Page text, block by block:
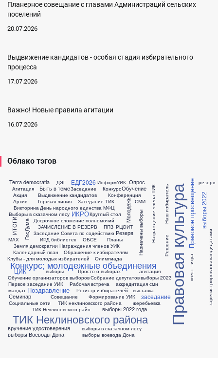
Планерное совещание с главами Администраций сельских
поселений
20.07.2026
Выдвижение кандидатов - особая стадия избирательного
процесса
17.07.2026
Важно! Новые правила агитации
16.07.2026
Облако тэгов
Terra democratia
Агитация
Акция
Архив
Быть в теме
Викторина
Выборы в сказачном лесу
Выдвижение кандидатов
Горячая линия
ГосДума
ДЭГ
День народного единства
Досрочное сложение полномочий
ЕДГ2026
ЗАЧИСЛЕНИЕ В РЕЗЕРВ
Заседание
Заседание Совета по содействию
Заседание ТИК
Земля демократии
ИКРО
ИРД библиотек
ИТОГИ
ИнформУИК
Календарный план
Клубы - для молодых избирателей
Конкурс
Конкурс; молодежные объединения
Конференция
Круглый стол
МАХ
МФЦ Молодежь Награждение члена ТИК
Награждения членов УИК Назначены выборы
Наш избиратель
ОБСЕ
Обращение к избирателям
Обучение
Обучение организаторов выборов
Олимпиада
Опрос
ППЗ
Первое заседание УИК
Планы
Поздравление Правовая культураПравовое просвещение
Просто о выборах
РЦОИТ
Рабочая встреча
Регистр избирателей
Резерв
Решение
СМИ
Семинар
Собрание депутатов
Совещание
Социальные сети
ТИК Неклиновского райо
ТИК Неклиновского района
ТИК неклиновского района
Формирование УИК
ЦИК
агитация
аккредитация сми
вручение удостоверения
выборы
выборы 2022
выборы 2022 года
выборы 2023
выборы Воеводы Дона
выборы в сказачном лесу
выборы воевода Дона
выставка
жеребьевка
зарегистрированы кандидатами
заседание
квест –игра
мандат
резерв